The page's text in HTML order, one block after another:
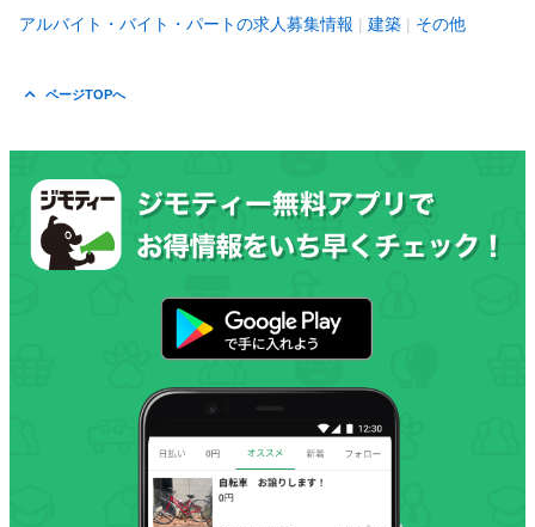
アルバイト・バイト・パートの求人募集情報 建築 その他
ページTOPへ